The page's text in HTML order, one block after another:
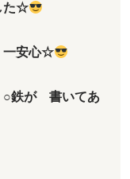
た☆
安心☆
○鉄が 書いてあ